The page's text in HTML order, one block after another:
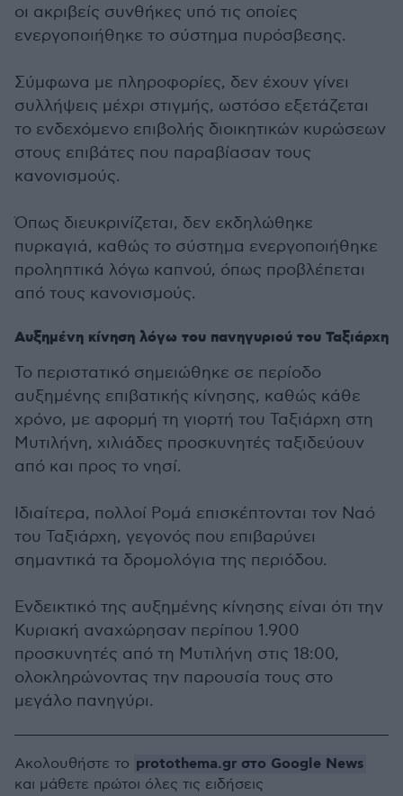
οι ακριβείς συνθήκες υπό τις οποίες
ενεργοποιήθηκε το σύστημα πυρόσβεσης.
Σύμφωνα με πληροφορίες, δεν έχουν γίνει
συλλήψεις μέχρι στιγμής, ωστόσο εξετάζεται
το ενδεχόμενο επιβολής διοικητικών κυρώσεων
στους επιβάτες που παραβίασαν τους
κανονισμούς.
Όπως διευκρινίζεται, δεν εκδηλώθηκε
πυρκαγιά, καθώς το σύστημα ενεργοποιήθηκε
προληπτικά λόγω καπνού, όπως προβλέπεται
από τους κανονισμούς.
Αυξημένη κίνηση λόγω του πανηγυριού του Ταξιάρχη
Το περιστατικό σημειώθηκε σε περίοδο
αυξημένης επιβατικής κίνησης, καθώς κάθε
χρόνο, με αφορμή τη γιορτή του Ταξιάρχη στη
Μυτιλήνη, χιλιάδες προσκυνητές ταξιδεύουν
από και προς το νησί.
Ιδιαίτερα, πολλοί Ρομά επισκέπτονται τον Ναό
του Ταξιάρχη, γεγονός που επιβαρύνει
σημαντικά τα δρομολόγια της περιόδου.
Ενδεικτικό της αυξημένης κίνησης είναι ότι την
Κυριακή αναχώρησαν περίπου 1.900
προσκυνητές από τη Μυτιλήνη στις 18:00,
ολοκληρώνοντας την παρουσία τους στο
μεγάλο πανηγύρι.
Ακολουθήστε το protothema.gr στο Google News
και μάθετε πρώτοι όλες τις ειδήσεις